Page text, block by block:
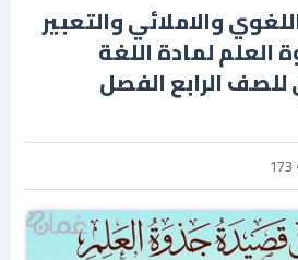
والاملائي والتعبير
لمادة اللغة
للصف الرابع الفصل